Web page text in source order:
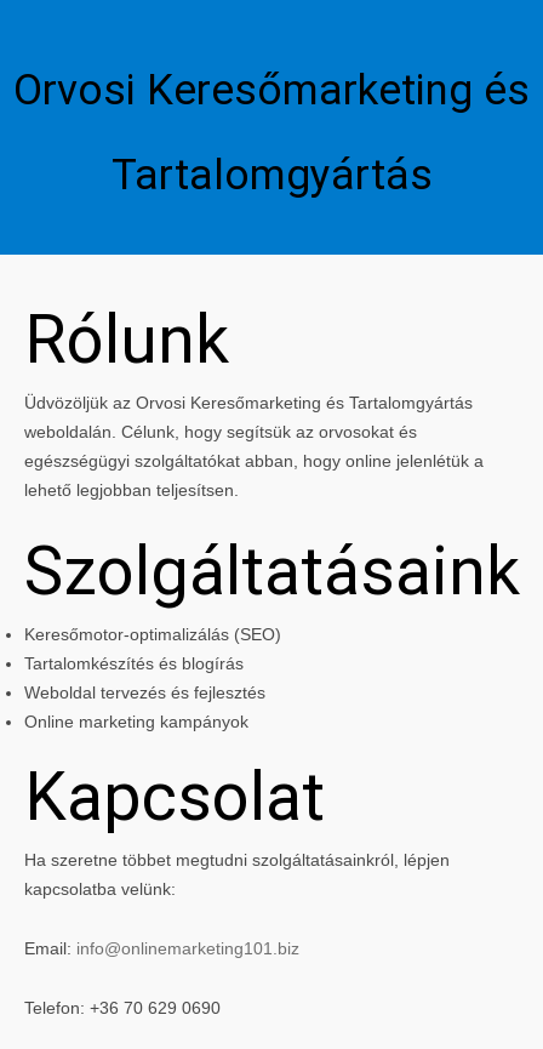
Orvosi Keresőmarketing és
Tartalomgyártás
Rólunk
Üdvözöljük az Orvosi Keresőmarketing és Tartalomgyártás
weboldalán. Célunk, hogy segítsük az orvosokat és
egészségügyi szolgáltatókat abban, hogy online jelenlétük a
lehető legjobban teljesítsen.
Szolgáltatásaink
Keresőmotor-optimalizálás (SEO)
Tartalomkészítés és blogírás
Weboldal tervezés és fejlesztés
Online marketing kampányok
Kapcsolat
Ha szeretne többet megtudni szolgáltatásainkról, lépjen
kapcsolatba velünk:
Email: info@onlinemarketing101.biz
Telefon: +36 70 629 0690